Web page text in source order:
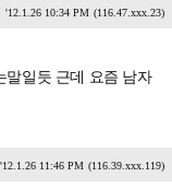
'12.1.26 10:34 PM (116.47.xxx.23)
말일듯 근데 요즘 남자
'12.1.26 11:46 PM (116.39.xxx.119)